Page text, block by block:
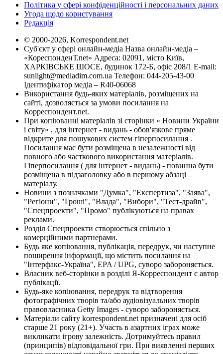
Політика у сфері конфіденційності і персональних даних
Угода щодо користування
Редакція
© 2000-2026, Korrespondent.net
Суб'єкт у сфері онлайн-медіа Назва онлайн-медіа –
«КореспонденТ.net» Адреса: 02091, місто Київ,
ХАРКІВСЬКЕ ШОСЕ, будинок 172-Б, офіс 208/1 E-mail:
sunlight@mediadim.com.ua Телефон: 044-205-43-00
Ідентифікатор медіа – R40-06068
Використання будь-яких матеріалів, розміщених на
сайті, дозволяється за умови посилання на
Корреспондент.net.
При копіюванні матеріалів зі сторінки « Новини України
і світу» , для інтернет - видань - обов'язкове пряме
відкрите для пошукових систем гіперпосилання .
Посилання має бути розміщена в незалежності від
повного або часткового використання матеріалів.
Гіперпосилання ( для інтернет - видань) - повинна бути
розміщена в підзаголовку або в першому абзаці
матеріалу.
Новини з позначками "Думка", "Експертиза", "Заява",
"Регіони", "Гроші", "Влада", "Вибори", "Тест-драйв",
"Спецпроекти", "Промо" публікуються на правах
реклами.
Розділ Спецпроекти створюється спільно з
комерційними партнерами.
Будь яке копіювання, публікація, передрук, чи наступне
поширення інформації, що містить посилання на
"Інтерфакс-Україна", EPA / UPG, суворо забороняється.
Власник веб-сторінки в розділі Я-Корреспондент є автор
публікації.
Будь-яке копіювання, передрук та відтворення
фотографічних творів та/або аудіовізуальних творів
правовласника Getty Images - суворо забороняється.
Матеріали сайту korrespondent.net призначені для осіб
старше 21 року (21+). Участь в азартних іграх може
викликати ігрову залежність. Дотримуйтесь правил
(принципів) відповідальної гри. При виявленні перших